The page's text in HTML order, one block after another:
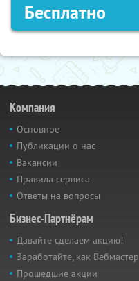
Бесплатно
Компания
Основное
Публикации о нас
Вакансии
Правила сервиса
Ответы на вопросы
Бизнес-Партнёрам
Давайте сделаем акцию!
Заработайте, как Вебмастер
Прошедшие акции